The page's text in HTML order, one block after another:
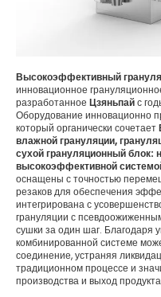
Высокоэффективный
инновационное
разработанное Цзяньпайс
Оборудование инновационно
который органически сочетает
влажной грануляции,
сухой грануляционный блок:
высокоэффективной
оснащены с точностью
резаков для обеспечения
интегрирована с
грануляции с
сушки за один шаг. Благодаря
комбинированной системе
соединение, устраняя
традиционном процессе и
производства и выход